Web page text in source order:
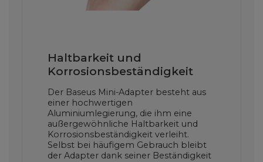
Haltbarkeit und
Korrosionsbeständigkeit
Der Baseus Mini-Adapter besteht aus
einer hochwertigen
Aluminiumlegierung, die ihm eine
außergewöhnliche Haltbarkeit und
Korrosionsbeständigkeit verleiht.
Selbst bei häufigem Gebrauch bleibt
der Adapter dank seiner Beständigkeit